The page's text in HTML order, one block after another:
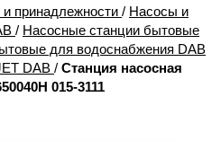
принадлежности / Насосы и
/ Насосные станции бытовые
для водоснабжения DAB
DAB / Станция насосная
015-3111